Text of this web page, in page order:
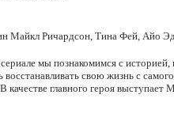
Майкл Ричардсон, Тина Фей, Айо
мы познакомимся с
свою жизнь с
качестве главного героя